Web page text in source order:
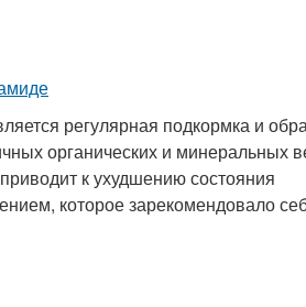
регулярная подкормка и
органических и минеральных
к ухудшению состояния
которое зарекомендовало